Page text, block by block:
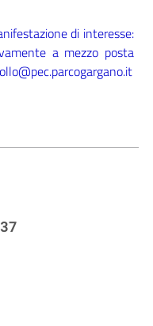
di interesse:
a mezzo posta